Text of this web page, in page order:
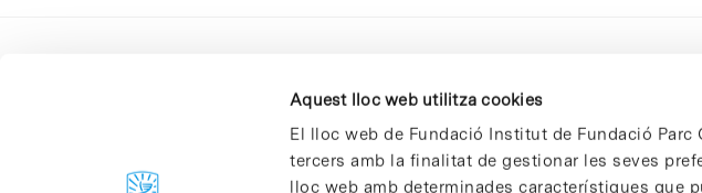
Aquest lloc web utilitza cookies
El lloc web de Fundació Institut de Fundació
tercers amb la finalitat de gestionar les seves
lloc web amb determinades característiques que